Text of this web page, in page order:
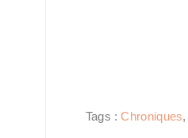
Tags :Chroniques,